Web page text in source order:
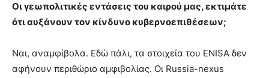
Οι γεωπολιτικές εντάσεις του καιρού μας, εκτιμάτε
ότι αυξάνουν τον κίνδυνο κυβερνοεπιθέσεων;
Ναι, αναμφίβολα. Εδώ πάλι, τα στοιχεία του ENISA δεν
αφήνουν περιθώριο αμφιβολίας. Οι Russia-nexus